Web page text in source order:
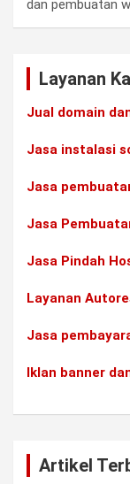
dan pembuatan
Layanan
Jual domain
Jasa instalasi
Jasa
Jasa
Jasa Pindah
Layanan
Jasa
Iklan banner
Artikel